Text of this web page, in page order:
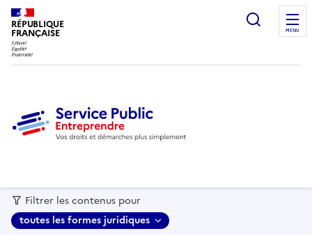
RÉPUBLIQUE
FRANÇAISE MENU
Filtrer les contenus pour
toutes les formes juridiques